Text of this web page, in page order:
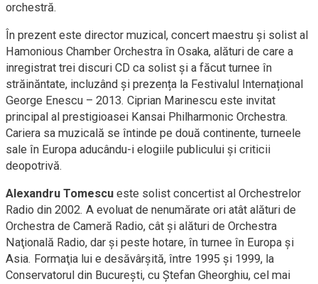
orchestră.
În prezent este director muzical, concert maestru și solist al
Hamonious Chamber Orchestra în Osaka, alături de care a
inregistrat trei discuri CD ca solist și a făcut turnee în
străinăntate, incluzând și prezența la Festivalul Internațional
George Enescu – 2013. Ciprian Marinescu este invitat
principal al prestigioasei Kansai Philharmonic Orchestra.
Cariera sa muzicală se întinde pe două continente, turneele
sale în Europa aducându-i elogiile publicului și criticii
deopotrivă.
Alexandru Tomescu este solist concertist al Orchestrelor
Radio din 2002. A evoluat de nenumărate ori atât alături de
Orchestra de Cameră Radio, cât şi alături de Orchestra
Naţională Radio, dar şi peste hotare, în turnee în Europa şi
Asia. Formaţia lui e desăvârşită, între 1995 şi 1999, la
Conservatorul din Bucureşti, cu Ştefan Gheorghiu, cel mai